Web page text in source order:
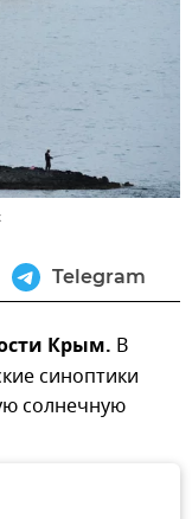
Telegram
Крым. В
синоптики
солнечную